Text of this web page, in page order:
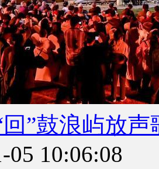
回”鼓浪屿放
05 10:06:08